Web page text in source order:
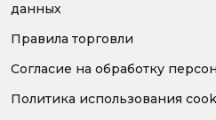
данных
Правила торговли
Согласие на обработку
Политика использования